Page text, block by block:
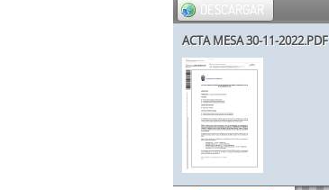
DESCARGAR
ACTA MESA 30-11-2022.PDF